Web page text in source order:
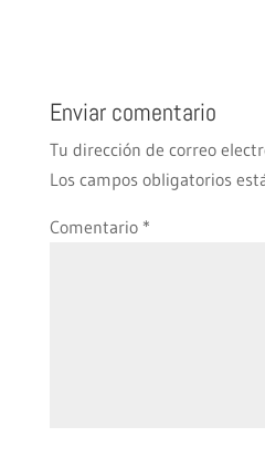
Enviar comentario
Tu dirección de correo
Los campos obligatorios
Comentario *